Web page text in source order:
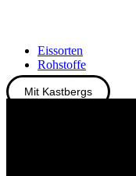
Eissorten
Rohstoffe
Mit Kastbergs